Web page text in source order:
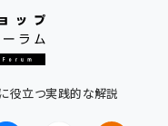
役立つ実践的な解説